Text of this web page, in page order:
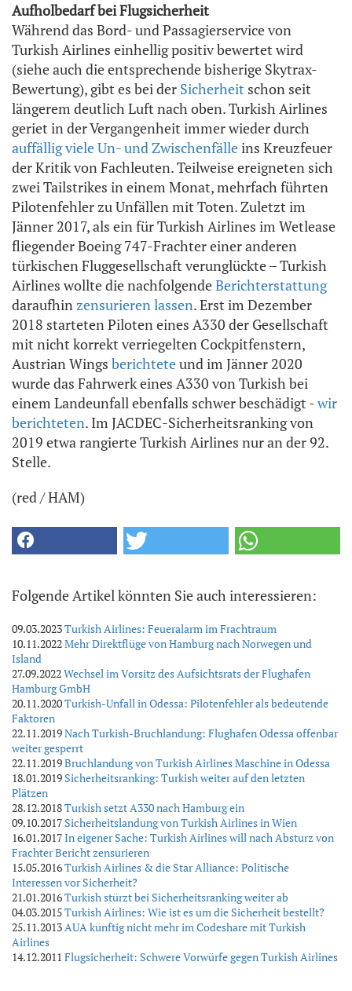
Aufholbedarf bei Flugsicherheit
Während das Bord- und Passagierservice von
Turkish Airlines einhellig positiv bewertet wird
(siehe auch die entsprechende bisherige Skytrax-
Bewertung), gibt es bei der Sicherheit schon seit
längerem deutlich Luft nach oben. Turkish Airlines
geriet in der Vergangenheit immer wieder durch
auffällig viele Un- und Zwischenfälleins Kreuzfeuer
der Kritik von Fachleuten. Teilweise ereigneten sich
zwei Tailstrikes in einem Monat, mehrfach führten
Pilotenfehler zu Unfällen mit Toten. Zuletzt im
Jänner 2017, als ein für Turkish Airlines im Wetlease
fliegender Boeing 747-Frachter einer anderen
türkischen Fluggesellschaft verunglückte – Turkish
Airlines wollte die nachfolgendeBerichterstattung
daraufhinzensurieren lassen. Erst im Dezember
2018 starteten Piloten eines A330 der Gesellschaft
mit nicht korrekt verriegelten Cockpitfenstern,
Austrian Wings berichteteund im Jänner 2020
wurde das Fahrwerk eines A330 von Turkish bei
einem Landeunfall ebenfalls schwer beschädigt -wir
berichteten. Im JACDEC-Sicherheitsranking von
2019 etwa rangierte Turkish Airlines nur an der 92.
Stelle.
(red / HAM)
Folgende Artikel könnten Sie auch interessieren:
09.03.2023Turkish Airlines: Feueralarm im Frachtraum
10.11.2022Mehr Direktflüge von Hamburg nach Norwegen und
Island
27.09.2022Wechsel im Vorsitz des Aufsichtsrats der Flughafen
Hamburg GmbH
20.11.2020Turkish-Unfall in Odessa: Pilotenfehler als bedeutende
Faktoren
22.11.2019Nach Turkish-Bruchlandung: Flughafen Odessa offenbar
weiter gesperrt
22.11.2019Bruchlandung von Turkish Airlines Maschine in Odessa
18.01.2019 Sicherheitsranking: Turkish weiter auf den letzten
Plätzen
28.12.2018Turkish setzt A330 nach Hamburg ein
09.10.2017 Sicherheitslandung von Turkish Airlines in Wien
16.01.2017In eigener Sache: Turkish Airlines will nach Absturz von
Frachter Bericht zensurieren
15.05.2016Turkish Airlines & die Star Alliance: Politische
Interessen vor Sicherheit?
21.01.2016Turkish stürzt bei Sicherheitsranking weiter ab
04.03.2015Turkish Airlines: Wie ist es um die Sicherheit bestellt?
25.11.2013AUA künftig nicht mehr im Codeshare mit Turkish
Airlines
14.12.2011 Flugsicherheit: Schwere Vorwürfe gegen Turkish Airlines